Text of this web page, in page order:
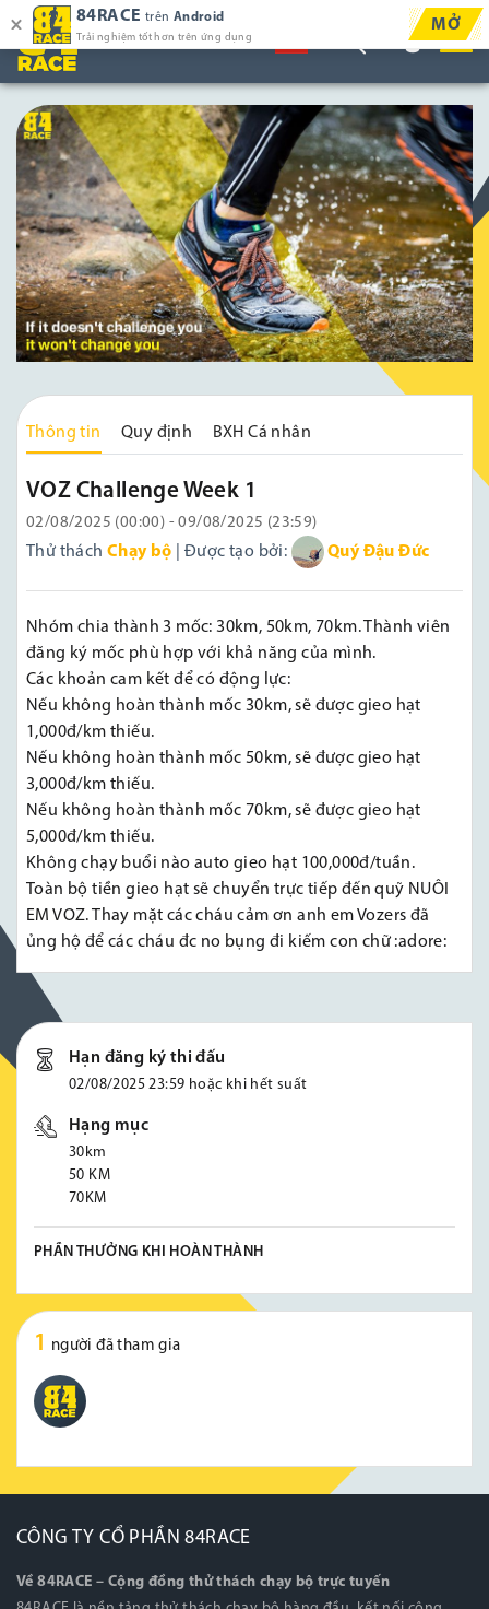
Thông tin Quy định BXH Cá nhân
VOZ Challenge Week 1
02/08/2025 (00:00) - 09/08/2025 (23:59)
Thử thách Chạy bộ | Được tạo bởi: Quý Đậu Đức
Nhóm chia thành 3 mốc: 30km, 50km, 70km. Thành viên
đăng ký mốc phù hợp với khả năng của mình.
Các khoản cam kết để có động lực:
Nếu không hoàn thành mốc 30km, sẽ được gieo hạt
1,000đ/km thiếu.
Nếu không hoàn thành mốc 50km, sẽ được gieo hạt
3,000đ/km thiếu.
Nếu không hoàn thành mốc 70km, sẽ được gieo hạt
5,000đ/km thiếu.
Không chạy buổi nào auto gieo hạt 100,000đ/tuần.
Toàn bộ tiền gieo hạt sẽ chuyển trực tiếp đến quỹ NUÔI
EM VOZ. Thay mặt các cháu cảm ơn anh em Vozers đã
ủng hộ để các cháu đc no bụng đi kiếm con chữ :adore:
Hạn đăng ký thi đấu
02/08/2025 23:59 hoặc khi hết suất
Hạng mục
30km
50 KM
70KM
PHẦN THƯỞNG KHI HOÀN THÀNH
1 người đã tham gia
CÔNG TY CỔ PHẦN 84RACE
Về 84RACE – Cộng đồng thử thách chạy bộ trực tuyến
84RACE trên Android
Trải nghiệm tốt hơn trên ứng dụng
MỞ